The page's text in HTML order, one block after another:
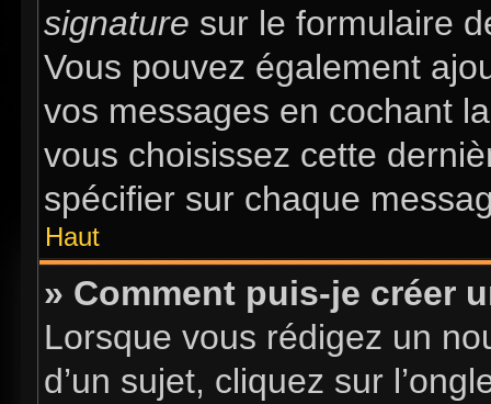
signature sur le formulaire
Vous pouvez également
vos messages en cochant
vous choisissez cette
spécifier sur chaque
Haut
» Comment puis-je créer
Lorsque vous rédigez un
d’un sujet, cliquez sur